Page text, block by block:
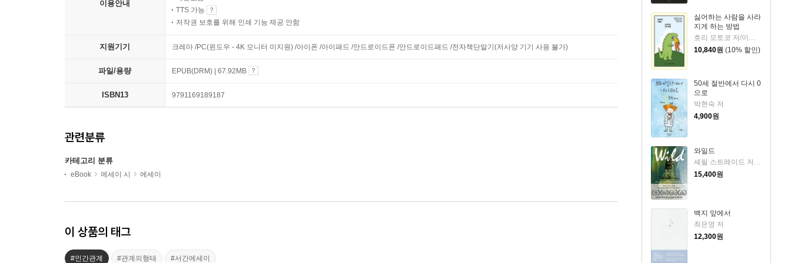
싫어하는 사람을 사라
지게 하는 방법
10,840원 (10% 할인)
50세 절반에서 다시 0
으로
박현숙 저
4,900원
와일드
셰릴 스트레이드 저/우진하 역
15,400원
백지 앞에서
최은영 저
12,300원
이용안내
TTS 가능
저작권 보호를 위해 인쇄 기능 제공 안함
지원기기 크레마 /PC(윈도우 - 4K 모니터 미지원) /아이폰 /아이패드 /안드로이드폰 /안드로이드패드 /전자책단말기(저사양 기기 사용 불가)
파일/용량 EPUB(DRM) | 67.92MB
ISBN13 9791169189187
관련분류
카테고리 분류
eBook 에세이 시 에세이
이 상품의 태그
#인간관계 #관계의형태 #서간에세이